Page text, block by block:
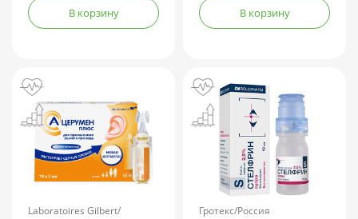
В корзину В корзину
Laboratoires Gilbert/
Гротекс/Россия